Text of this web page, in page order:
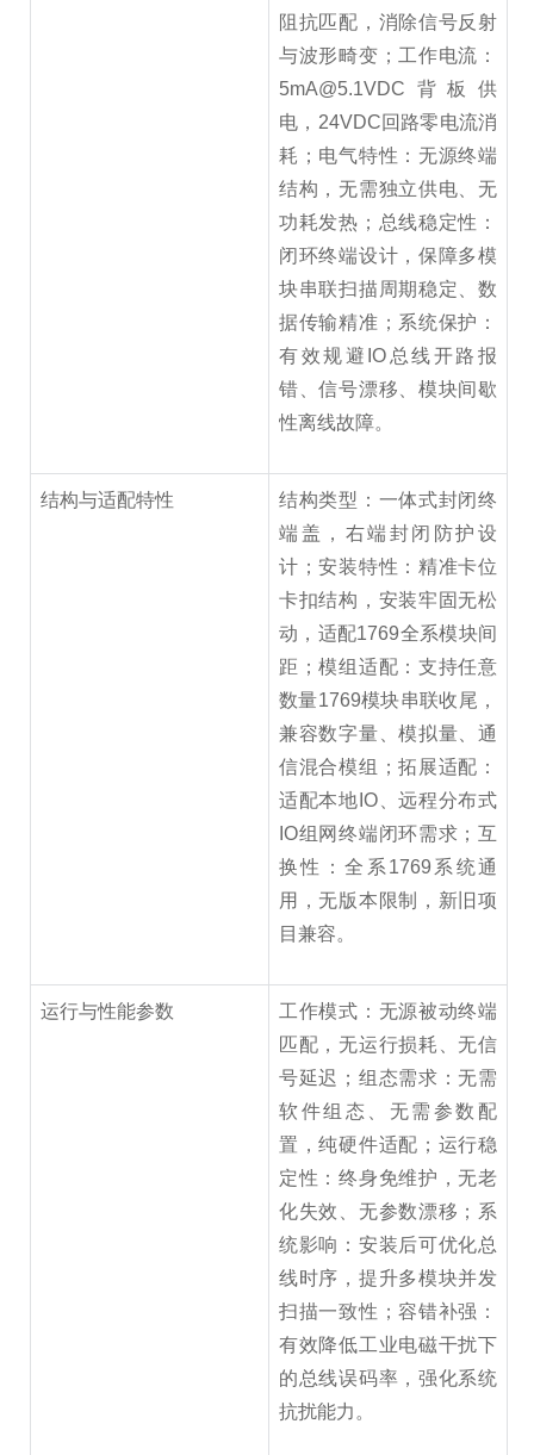
阻抗匹配，消除信号反射
与波形畸变；工作电流：
5mA@5.1VDC背板供
电，24VDC回路零电流消
耗；电气特性：无源终端
结构，无需独立供电、无
功耗发热；总线稳定性：
闭环终端设计，保障多模
块串联扫描周期稳定、数
据传输精准；系统保护：
有效规避IO总线开路报
错、信号漂移、模块间歇
性离线故障。
结构与适配特性
结构类型：一体式封闭终
端盖，右端封闭防护设
计；安装特性：精准卡位
卡扣结构，安装牢固无松
动，适配1769全系模块间
距；模组适配：支持任意
数量1769模块串联收尾，
兼容数字量、模拟量、通
信混合模组；拓展适配：
适配本地IO、远程分布式
IO组网终端闭环需求；互
换性：全系1769系统通
用，无版本限制，新旧项
目兼容。
运行与性能参数
工作模式：无源被动终端
匹配，无运行损耗、无信
号延迟；组态需求：无需
软件组态、无需参数配
置，纯硬件适配；运行稳
定性：终身免维护，无老
化失效、无参数漂移；系
统影响：安装后可优化总
线时序，提升多模块并发
扫描一致性；容错补强：
有效降低工业电磁干扰下
的总线误码率，强化系统
抗扰能力。